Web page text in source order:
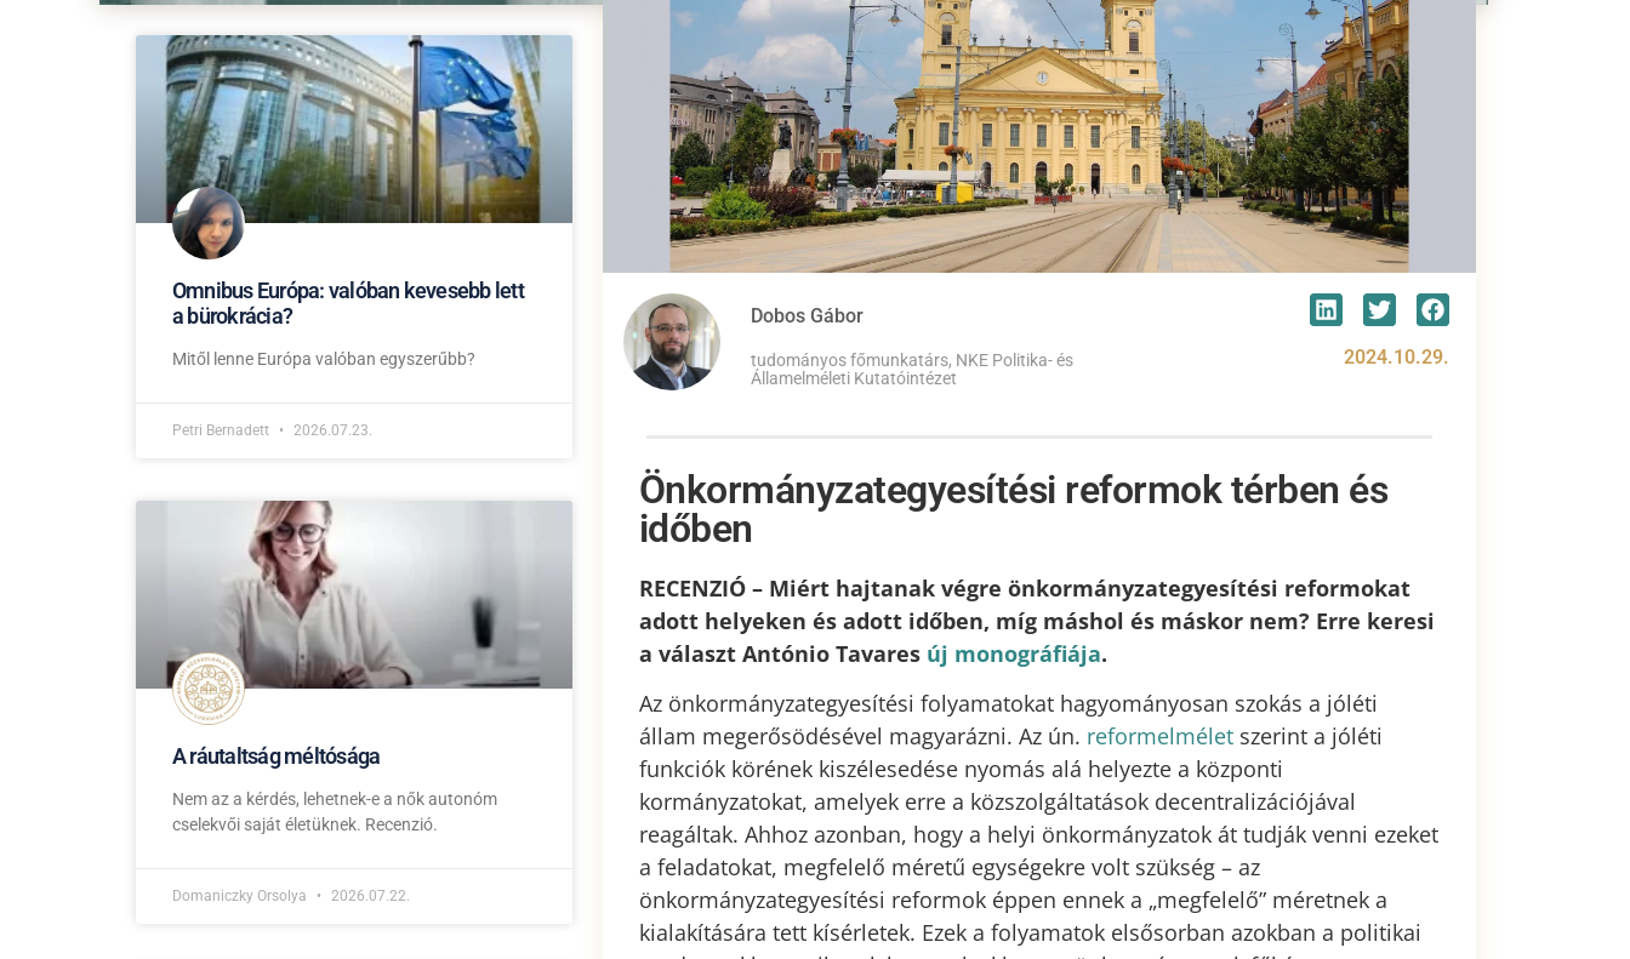
Omnibus Európa: valóban kevesebb lett
a bürokrácia?
Mitől lenne Európa valóban egyszerűbb?
Petri Bernadett 2026.07.23.
A ráutaltság méltósága
Nem az a kérdés, lehetnek-e a nők autonóm
cselekvői saját életüknek. Recenzió.
Domaniczky Orsolya 2026.07.22.
Dobos Gábor
tudományos főmunkatárs, NKE Politika- és
Államelméleti Kutatóintézet
2024.10.29.
Önkormányzategyesítési reformok térben és
időben
RECENZIÓ – Miért hajtanak végre önkormányzategyesítési reformokat
adott helyeken és adott időben, míg máshol és máskor nem? Erre keresi
a választ António Tavares új monográfiája.
Az önkormányzategyesítési folyamatokat hagyományosan szokás a jóléti
állam megerősödésével magyarázni. Az ún. reformelméletszerint a jóléti
funkciók körének kiszélesedése nyomás alá helyezte a központi
kormányzatokat, amelyek erre a közszolgáltatások decentralizációjával
reagáltak. Ahhoz azonban, hogy a helyi önkormányzatok át tudják venni ezeket
a feladatokat, megfelelő méretű egységekre volt szükség – az
önkormányzategyesítési reformok éppen ennek a „megfelelő” méretnek a
kialakítására tett kísérletek. Ezek a folyamatok elsősorban azokban a politikai